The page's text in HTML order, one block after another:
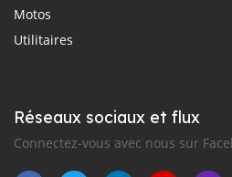
Motos
Utilitaires
Réseaux sociaux et flux
Connectez-vous avec nous sur